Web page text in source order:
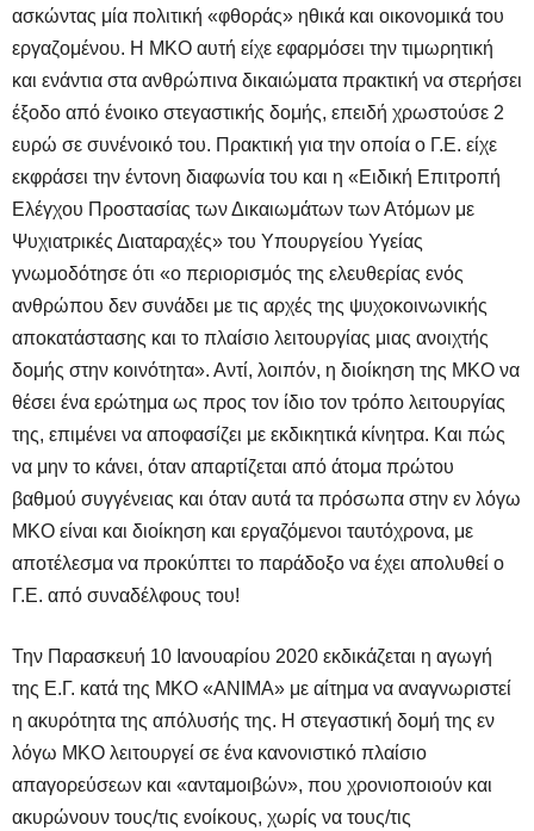
ασκώντας μία πολιτική «φθοράς» ηθικά και οικονομικά του
εργαζoμένου. Η ΜΚΟ αυτή είχε εφαρμόσει την τιμωρητική
και ενάντια στα ανθρώπινα δικαιώματα πρακτική να στερήσει
έξοδο από ένοικο στεγαστικής δομής, επειδή χρωστούσε 2
ευρώ σε συνένοικό του. Πρακτική για την οποία ο Γ.Ε. είχε
εκφράσει την έντονη διαφωνία του και η «Ειδική Επιτροπή
Ελέγχου Προστασίας των Δικαιωμάτων των Ατόμων με
Ψυχιατρικές Διαταραχές» του Υπουργείου Υγείας
γνωμοδότησε ότι «ο περιορισμός της ελευθερίας ενός
ανθρώπου δεν συνάδει με τις αρχές της ψυχοκοινωνικής
αποκατάστασης και το πλαίσιο λειτουργίας μιας ανοιχτής
δομής στην κοινότητα». Αντί, λοιπόν, η διοίκηση της ΜΚΟ να
θέσει ένα ερώτημα ως προς τον ίδιο τον τρόπο λειτουργίας
της, επιμένει να αποφασίζει με εκδικητικά κίνητρα. Και πώς
να μην το κάνει, όταν απαρτίζεται από άτομα πρώτου
βαθμού συγγένειας και όταν αυτά τα πρόσωπα στην εν λόγω
ΜΚΟ είναι και διοίκηση και εργαζόμενοι ταυτόχρονα, με
αποτέλεσμα να προκύπτει το παράδοξο να έχει απολυθεί ο
Γ.Ε. από συναδέλφους του!
Την Παρασκευή 10 Ιανουαρίου 2020 εκδικάζεται η αγωγή
της Ε.Γ. κατά της ΜΚΟ «ΑΝΙΜΑ» με αίτημα να αναγνωριστεί
η ακυρότητα της απόλυσής της. Η στεγαστική δομή της εν
λόγω ΜΚΟ λειτουργεί σε ένα κανονιστικό πλαίσιο
απαγορεύσεων και «ανταμοιβών», που χρονιοποιούν και
ακυρώνουν τους/τις ενοίκους, χωρίς να τους/τις